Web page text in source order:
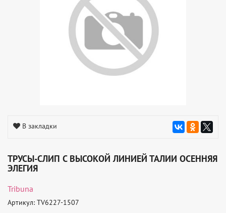
В закладки
ТРУСЫ-СЛИП С ВЫСОКОЙ ЛИНИЕЙ ТАЛИИ ОСЕННЯЯ
ЭЛЕГИЯ
Tribuna
Артикул: TV6227-1507